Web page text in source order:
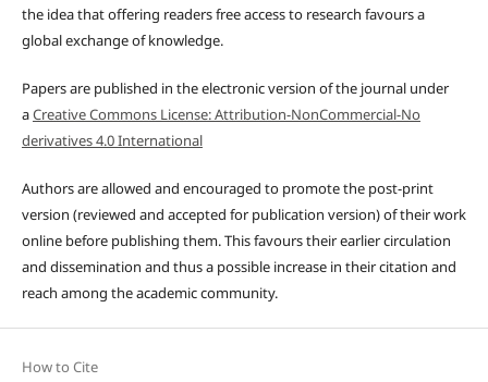
the idea that offering readers free access to research favours a
global exchange of knowledge.
Papers are published in the electronic version of the journal under
aCreative Commons License: Attribution-NonCommercial-No
derivatives 4.0 International
Authors are allowed and encouraged to promote the post-print
version (reviewed and accepted for publication version) of their work
online before publishing them. This favours their earlier circulation
and dissemination and thus a possible increase in their citation and
reach among the academic community.
How to Cite